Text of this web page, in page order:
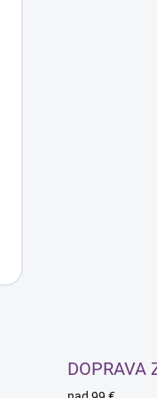
DOPRAVA